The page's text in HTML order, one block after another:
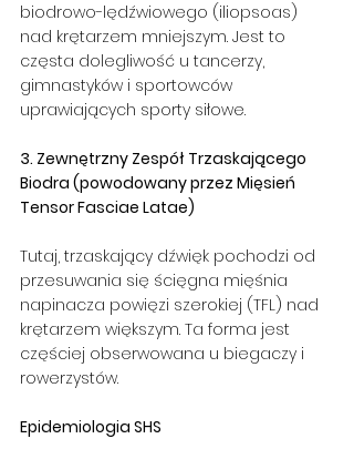
biodrowo-lędźwiowego (iliopsoas)
nad krętarzem mniejszym. Jest to
częsta dolegliwość u tancerzy,
gimnastyków i sportowców
uprawiających sporty siłowe.
3. Zewnętrzny Zespół Trzaskającego
Biodra (powodowany przez Mięsień
Tensor Fasciae Latae)
Tutaj, trzaskający dźwięk pochodzi od
przesuwania się ścięgna mięśnia
napinacza powięzi szerokiej (TFL) nad
krętarzem większym. Ta forma jest
częściej obserwowana u biegaczy i
rowerzystów.
Epidemiologia SHS